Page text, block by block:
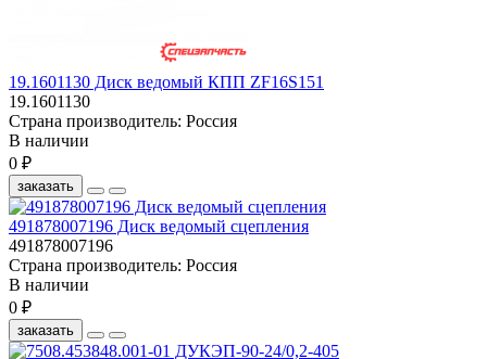
19.1601130 Диск ведомый КПП ZF16S151
19.1601130
Страна производитель: Россия
В наличии
0 ₽
заказать
491878007196 Диск ведомый сцепления
491878007196
Страна производитель: Россия
В наличии
0 ₽
заказать